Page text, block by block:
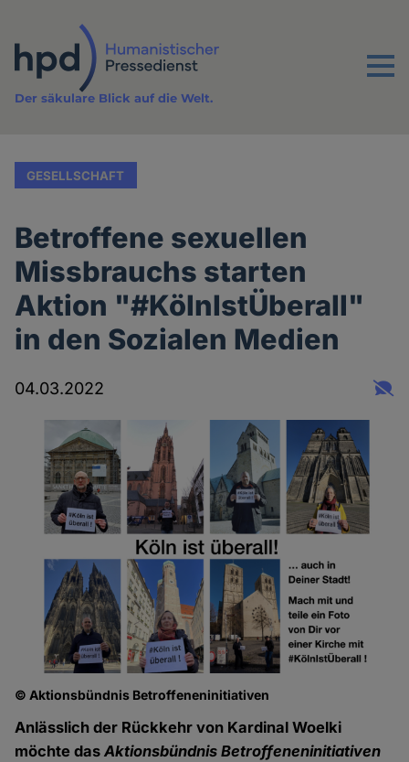
Inhalt
Menu
Der säkulare Blick auf die Welt.
GESELLSCHAFT
Betroffene sexuellen
Missbrauchs starten
Aktion "#KölnIstÜberall"
in den Sozialen Medien
04.03.2022
© Aktionsbündnis Betroffeneninitiativen
Anlässlich der Rückkehr von Kardinal Woelki
möchte dasAktionsbündnis Betroffeneninitiativen